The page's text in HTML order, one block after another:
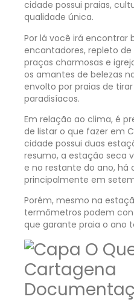
cidade possui praias,
qualidade única.
Por lá você irá encontrar
encantadores, repleto
praças charmosas e
os amantes de belezas
envolto por praias de
paradisíacos.
Em relação ao clima, é
de listar o que fazer em
cidade possui duas
resumo, a estação seca
e no restante do ano, há
principalmente em
Porém, mesmo na
termômetros podem
que garante praia o ano